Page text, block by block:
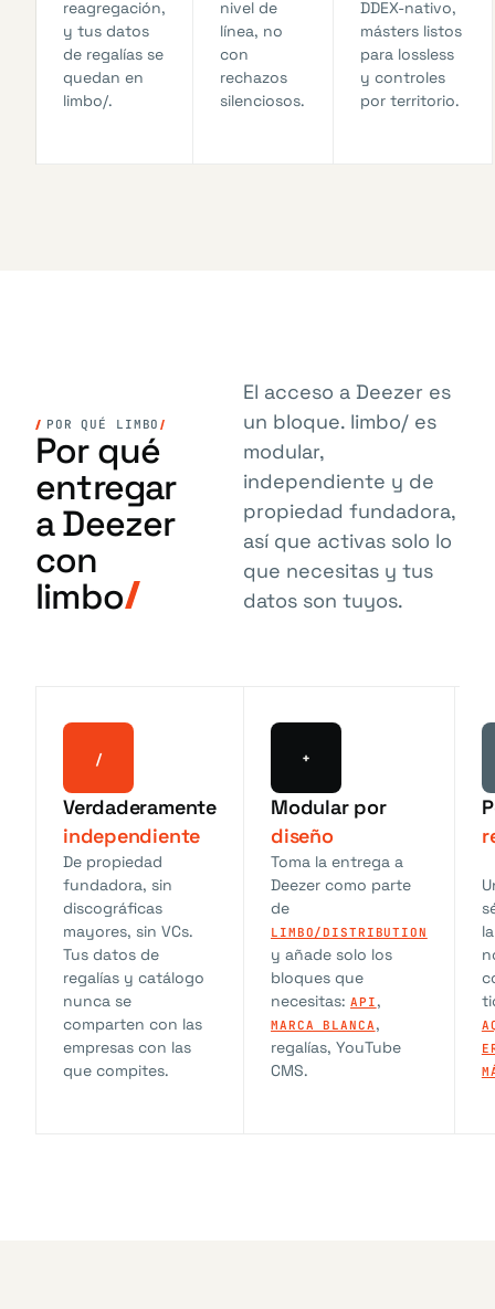
reagregación,
y tus datos
de regalías se
quedan en
limbo/.
nivel de
línea, no
con
rechazos
silenciosos.
DDEX-nativo,
másters listos
para lossless
y controles
por territorio.
POR QUÉ LIMBO
Por qué
entregar
a Deezer
con
limbo
El acceso a Deezer es
un bloque. limbo/ es
modular,
independiente y de
propiedad fundadora,
así que activas solo lo
que necesitas y tus
datos son tuyos.
/
Verdaderamente
independiente
De propiedad
fundadora, sin
discográficas
mayores, sin VCs.
Tus datos de
regalías y catálogo
nunca se
comparten con las
empresas con las
que compites.
+
Modular por
diseño
Toma la entrega a
Deezer como parte
de
LIMBO/DISTRIBUTION
y añade solo los
bloques que
necesitas: API ,
MARCA BLANCA ,
regalías, YouTube
CMS.